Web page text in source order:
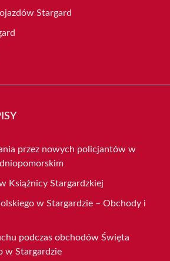
Stargard
przez nowych policjantów w
Książnicy Stargardzkiej
w Stargardzie – Obchody i
podczas obchodów Święta
w Stargardzie